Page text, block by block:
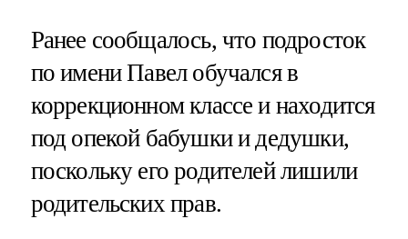
Ранее сообщалось, что подросток
по имени Павел обучался в
коррекционном классе и находится
под опекой бабушки и дедушки,
поскольку его родителей лишили
родительских прав.